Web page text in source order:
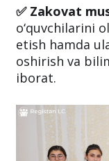
✅ Zakovat
o‘quvchilarini
etish hamda
oshirish va
iborat.